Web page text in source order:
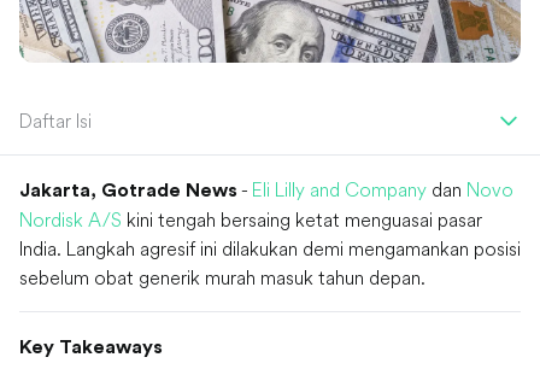
Daftar Isi
Jakarta, Gotrade News - Eli Lilly and Company dan Novo
Nordisk A/S kini tengah bersaing ketat menguasai pasar
India. Langkah agresif ini dilakukan demi mengamankan posisi
sebelum obat generik murah masuk tahun depan.
Key Takeaways